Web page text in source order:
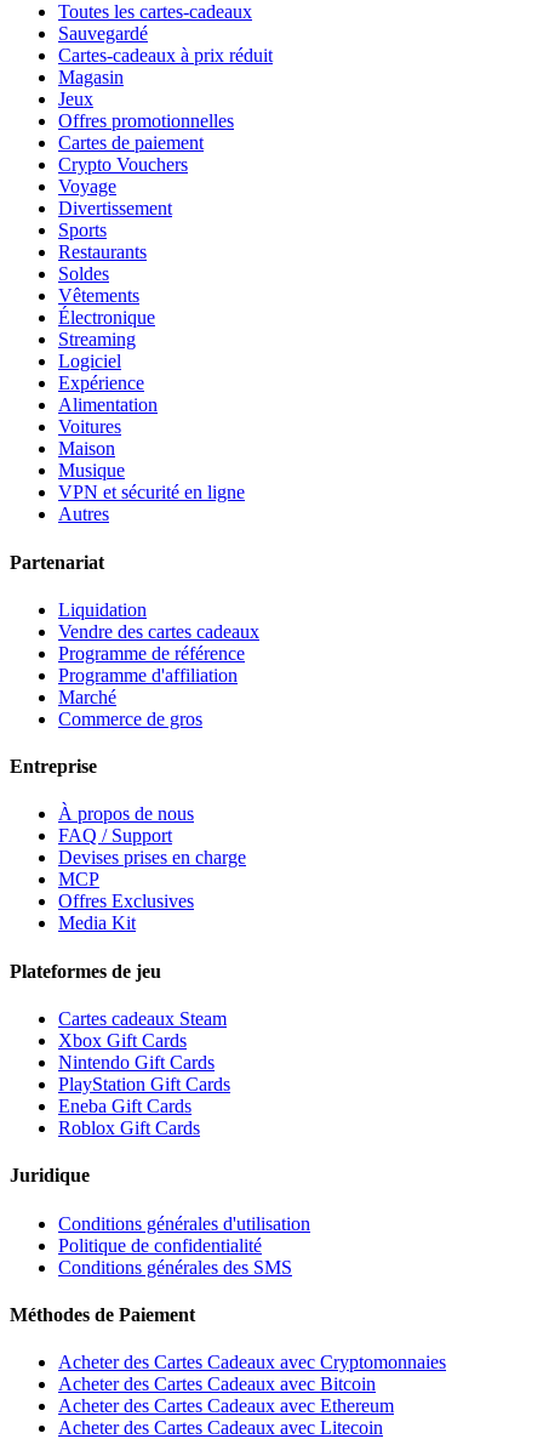
Toutes les cartes-cadeaux
Sauvegardé
Cartes-cadeaux à prix réduit
Magasin
Jeux
Offres promotionnelles
Cartes de paiement
Crypto Vouchers
Voyage
Divertissement
Sports
Restaurants
Soldes
Vêtements
Électronique
Streaming
Logiciel
Expérience
Alimentation
Voitures
Maison
Musique
VPN et sécurité en ligne
Autres
Partenariat
Liquidation
Vendre des cartes cadeaux
Programme de référence
Programme d'affiliation
Marché
Commerce de gros
Entreprise
À propos de nous
FAQ / Support
Devises prises en charge
MCP
Offres Exclusives
Media Kit
Plateformes de jeu
Cartes cadeaux Steam
Xbox Gift Cards
Nintendo Gift Cards
PlayStation Gift Cards
Eneba Gift Cards
Roblox Gift Cards
Juridique
Conditions générales d'utilisation
Politique de confidentialité
Conditions générales des SMS
Méthodes de Paiement
Acheter des Cartes Cadeaux avec Cryptomonnaies
Acheter des Cartes Cadeaux avec Bitcoin
Acheter des Cartes Cadeaux avec Ethereum
Acheter des Cartes Cadeaux avec Litecoin